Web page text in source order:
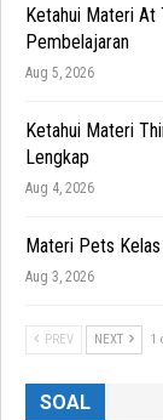
Ketahui Materi At
Pembelajaran
Aug 5, 2026
Ketahui Materi
Lengkap
Aug 4, 2026
Materi Pets
Aug 3, 2026
PREV NEXT 1
SOAL